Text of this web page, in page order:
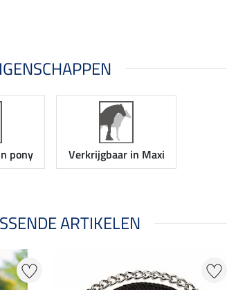
pony Verkrijgbaar in Maxi
ARTIKELEN